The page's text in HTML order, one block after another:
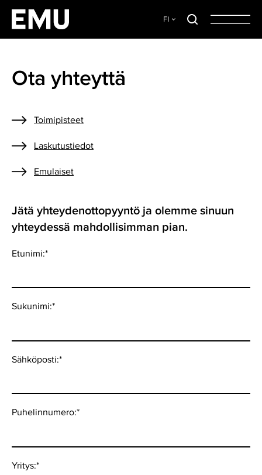
FI
Ota yhteyttä
Toimipisteet
Laskutustiedot
Emulaiset
Jätä yhteydenottopyyntö ja olemme sinuun
yhteydessä mahdollisimman pian.
Etunimi:*
Sukunimi:*
Sähköposti:*
Puhelinnumero:*
Yritys:*